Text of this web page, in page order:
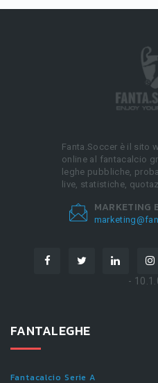
Fanta.Soccer è il sito
online al fantacalcio
leghe pubbliche,
live, statistiche,
MARKETING
-
FANTALEGHE
Fantacalcio Serie A